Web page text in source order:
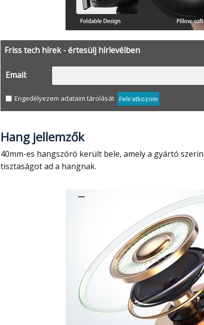
Friss tech hírek - értesülj hírlevélben
Email:
Engedélyezem adataim tárolását Feliratkozom
Hang jellemzők
40mm-es hangszóró került bele, amely a gyártó szerint ütős basszust és kivételes
tisztaságot ad a hangnak.